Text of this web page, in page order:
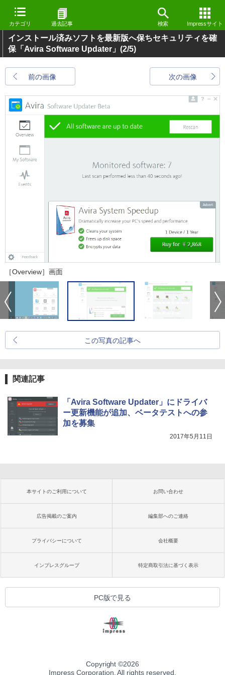
カテゴリ 過去記事 検索 Impressサイト
インストール済みソフトを最新版へ保ちセキュリティを確
保「Avira Software Updater」 (2/5)
前の画像 次の画像
［Overview］画面
この写真の記事へ
関連記事
「Avira Software Updater」にドライバ
ー更新機能が追加、ベータテストへの参
加を募集
2017年5月11日
本サイトのご利用について お問い合わせ
広告掲載のご案内 編集部へのご連絡
プライバシーについて 会社概要
インプレスグループ 特定商取引法に基づく表示
PC版で見る
Copyright ©2026
Impress Corporation. All rights reserved.